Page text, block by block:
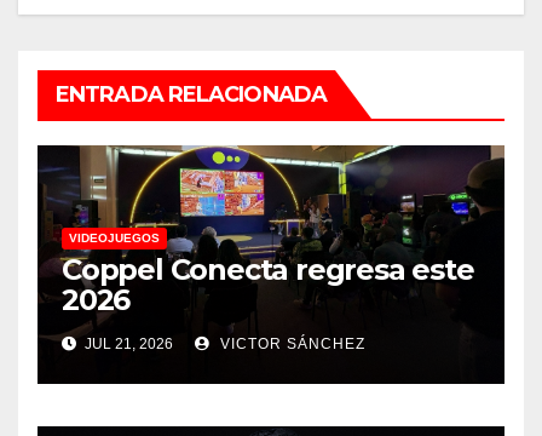
ENTRADA RELACIONADA
VIDEOJUEGOS
Coppel Conecta regresa este
2026
JUL 21, 2026 VICTOR SÁNCHEZ